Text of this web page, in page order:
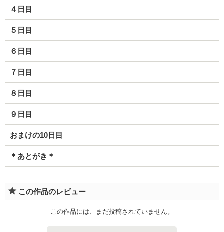
４日目
５日目
６日目
７日目
８日目
９日目
おまけの10日目
＊あとがき＊
この作品のレビュー
この作品には、まだ投稿されていません。